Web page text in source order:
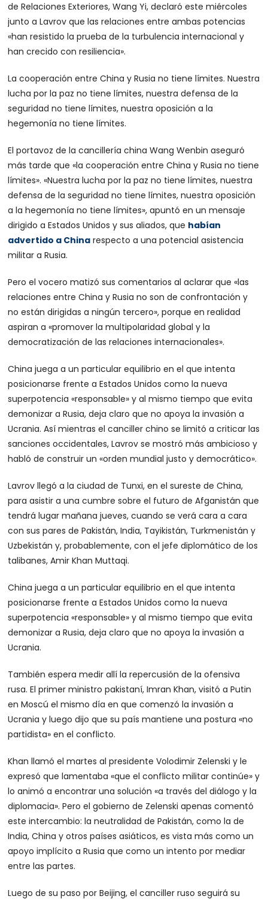
de Relaciones Exteriores, Wang Yi, declaró este miércoles
junto a Lavrov que las relaciones entre ambas potencias
«han resistido la prueba de la turbulencia internacional y
han crecido con resiliencia».
La cooperación entre China y Rusia no tiene límites. Nuestra
lucha por la paz no tiene límites, nuestra defensa de la
seguridad no tiene límites, nuestra oposición a la
hegemonía no tiene límites.
El portavoz de la cancillería china Wang Wenbin aseguró
más tarde que «la cooperación entre China y Rusia no tiene
límites». «Nuestra lucha por la paz no tiene límites, nuestra
defensa de la seguridad no tiene límites, nuestra oposición
a la hegemonía no tiene límites», apuntó en un mensaje
dirigido a Estados Unidos y sus aliados, que habían
advertido a China respecto a una potencial asistencia
militar a Rusia.
Pero el vocero matizó sus comentarios al aclarar que «las
relaciones entre China y Rusia no son de confrontación y
no están dirigidas a ningún tercero», porque en realidad
aspiran a «promover la multipolaridad global y la
democratización de las relaciones internacionales».
China juega a un particular equilibrio en el que intenta
posicionarse frente a Estados Unidos como la nueva
superpotencia «responsable» y al mismo tiempo que evita
demonizar a Rusia, deja claro que no apoya la invasión a
Ucrania. Así mientras el canciller chino se limitó a criticar las
sanciones occidentales, Lavrov se mostró más ambicioso y
habló de construir un «orden mundial justo y democrático».
Lavrov llegó a la ciudad de Tunxi, en el sureste de China,
para asistir a una cumbre sobre el futuro de Afganistán que
tendrá lugar mañana jueves, cuando se verá cara a cara
con sus pares de Pakistán, India, Tayikistán, Turkmenistán y
Uzbekistán y, probablemente, con el jefe diplomático de los
talibanes, Amir Khan Muttaqi.
China juega a un particular equilibrio en el que intenta
posicionarse frente a Estados Unidos como la nueva
superpotencia «responsable» y al mismo tiempo que evita
demonizar a Rusia, deja claro que no apoya la invasión a
Ucrania.
También espera medir allí la repercusión de la ofensiva
rusa. El primer ministro pakistaní, Imran Khan, visitó a Putin
en Moscú el mismo día en que comenzó la invasión a
Ucrania y luego dijo que su país mantiene una postura «no
partidista» en el conflicto.
Khan llamó el martes al presidente Volodimir Zelenski y le
expresó que lamentaba «que el conflicto militar continúe» y
lo animó a encontrar una solución «a través del diálogo y la
diplomacia». Pero el gobierno de Zelenski apenas comentó
este intercambio: la neutralidad de Pakistán, como la de
India, China y otros países asiáticos, es vista más como un
apoyo implícito a Rusia que como un intento por mediar
entre las partes.
Luego de su paso por Beijing, el canciller ruso seguirá su